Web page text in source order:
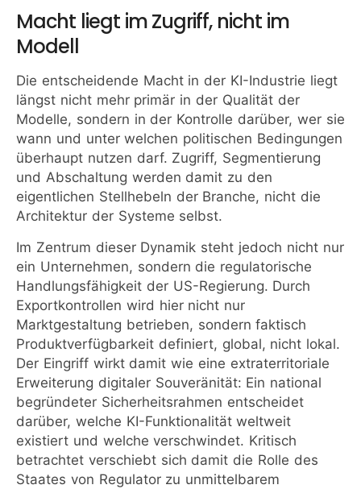
Macht liegt im Zugriff, nicht im
Modell
Die entscheidende Macht in der KI-Industrie liegt
längst nicht mehr primär in der Qualität der
Modelle, sondern in der Kontrolle darüber, wer sie
wann und unter welchen politischen Bedingungen
überhaupt nutzen darf. Zugriff, Segmentierung
und Abschaltung werden damit zu den
eigentlichen Stellhebeln der Branche, nicht die
Architektur der Systeme selbst.
Im Zentrum dieser Dynamik steht jedoch nicht nur
ein Unternehmen, sondern die regulatorische
Handlungsfähigkeit der US-Regierung. Durch
Exportkontrollen wird hier nicht nur
Marktgestaltung betrieben, sondern faktisch
Produktverfügbarkeit definiert, global, nicht lokal.
Der Eingriff wirkt damit wie eine extraterritoriale
Erweiterung digitaler Souveränität: Ein national
begründeter Sicherheitsrahmen entscheidet
darüber, welche KI-Funktionalität weltweit
existiert und welche verschwindet. Kritisch
betrachtet verschiebt sich damit die Rolle des
Staates von Regulator zu unmittelbarem